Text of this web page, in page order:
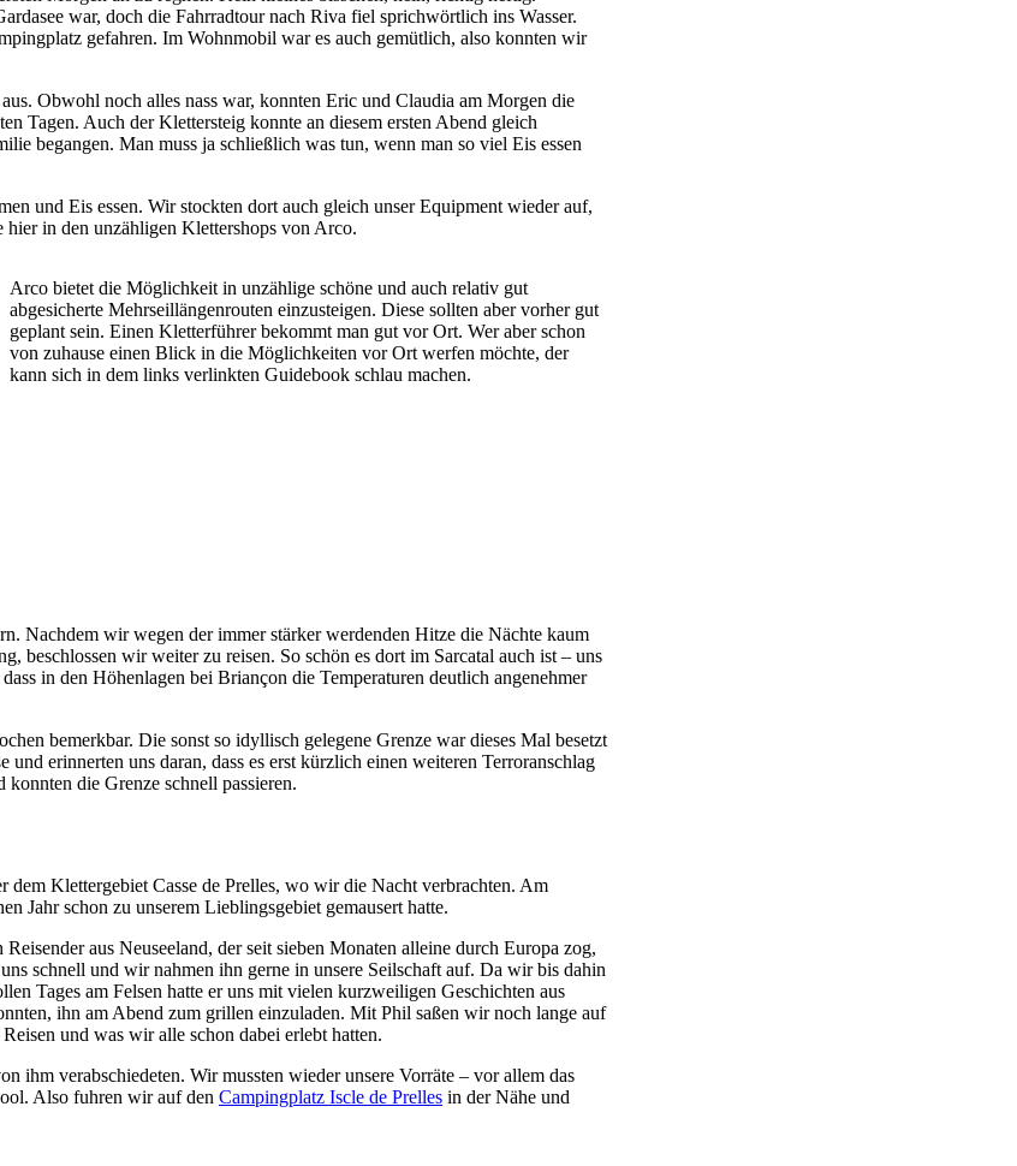
war, doch die Fahrradtour nach Riva fiel sprichwörtlich ins Wasser.
gefahren. Im Wohnmobil war es auch gemütlich, also konnten wir
Obwohl noch alles nass war, konnten Eric und Claudia am Morgen die
Tagen. Auch der Klettersteig konnte an diesem ersten Abend gleich
begangen. Man muss ja schließlich was tun, wenn man so viel Eis essen
und Eis essen. Wir stockten dort auch gleich unser Equipment wieder auf,
in den unzähligen Klettershops von Arco.
Arco bietet die Möglichkeit in unzählige schöne und auch relativ gut
abgesicherte Mehrseillängenrouten einzusteigen. Diese sollten aber vorher gut
geplant sein. Einen Kletterführer bekommt man gut vor Ort. Wer aber schon
von zuhause einen Blick in die Möglichkeiten vor Ort werfen möchte, der
kann sich in dem links verlinkten Guidebook schlau machen.
Nachdem wir wegen der immer stärker werdenden Hitze die Nächte kaum
beschlossen wir weiter zu reisen. So schön es dort im Sarcatal auch ist – uns
in den Höhenlagen bei Briançon die Temperaturen deutlich angenehmer
bemerkbar. Die sonst so idyllisch gelegene Grenze war dieses Mal besetzt
erinnerten uns daran, dass es erst kürzlich einen weiteren Terroranschlag
die Grenze schnell passieren.
Klettergebiet Casse de Prelles, wo wir die Nacht verbrachten. Am
Jahr schon zu unserem Lieblingsgebiet gemausert hatte.
aus Neuseeland, der seit sieben Monaten alleine durch Europa zog,
schnell und wir nahmen ihn gerne in unsere Seilschaft auf. Da wir bis dahin
Tages am Felsen hatte er uns mit vielen kurzweiligen Geschichten aus
ihn am Abend zum grillen einzuladen. Mit Phil saßen wir noch lange auf
und was wir alle schon dabei erlebt hatten.
ihm verabschiedeten. Wir mussten wieder unsere Vorräte – vor allem das
Also fuhren wir auf den Campingplatz Iscle de Prelles in der Nähe und